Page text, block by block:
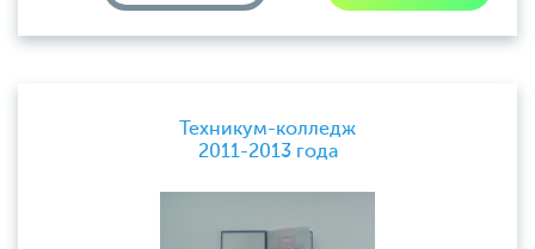
Техникум-колледж
2011-2013 года